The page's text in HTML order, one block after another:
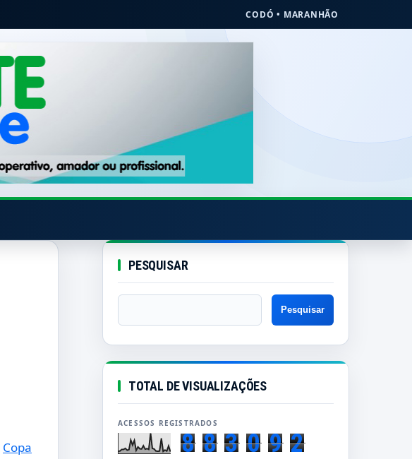
CODÓ • MARANHÃO
Copa
PESQUISAR
TOTAL DE VISUALIZAÇÕES
8 8 3 0 9 2